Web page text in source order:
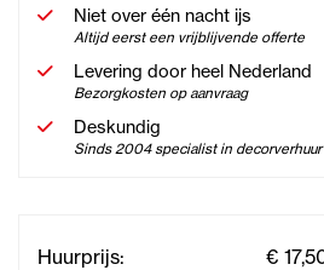
Niet over één nacht ijs
Altijd eerst een vrijblijvende offerte
Levering door heel Nederland
Bezorgkosten op aanvraag
Deskundig
Sinds 2004 specialist in decorverhuur
Huurprijs:
€